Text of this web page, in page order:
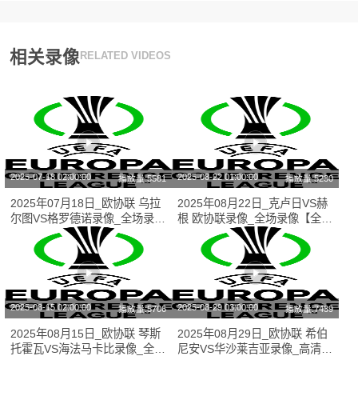
相关录像 RELATED VIDEOS
2025-07-18 02:00:00 播放量:5581
2025年07月18日_欧协联 乌拉
尔图VS格罗德诺录像_全场录像
【高清回放】
2025-08-22 01:00:00 播放量:5230
2025年08月22日_克卢日VS赫
根 欧协联录像_全场录像【全场
2025-08-15 02:00:00 播放量:5706
2025年08月15日_欧协联 琴斯
托霍瓦VS海法马卡比录像_全场
2025-08-29 03:00:00 播放量:7439
2025年08月29日_欧协联 希伯
尼安VS华沙莱吉亚录像_高清录